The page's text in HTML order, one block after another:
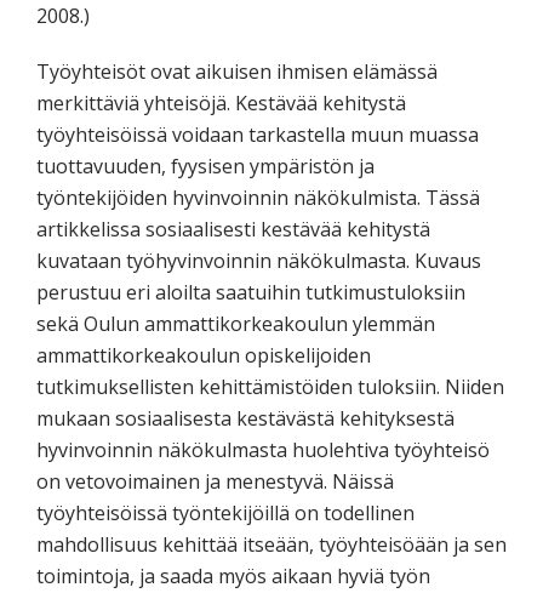
2008.)
Työyhteisöt ovat aikuisen ihmisen elämässä
merkittäviä yhteisöjä. Kestävää kehitystä
työyhteisöissä voidaan tarkastella muun muassa
tuottavuuden, fyysisen ympäristön ja
työntekijöiden hyvinvoinnin näkökulmista. Tässä
artikkelissa sosiaalisesti kestävää kehitystä
kuvataan työhyvinvoinnin näkökulmasta. Kuvaus
perustuu eri aloilta saatuihin tutkimustuloksiin
sekä Oulun ammattikorkeakoulun ylemmän
ammattikorkeakoulun opiskelijoiden
tutkimuksellisten kehittämistöiden tuloksiin. Niiden
mukaan sosiaalisesta kestävästä kehityksestä
hyvinvoinnin näkökulmasta huolehtiva työyhteisö
on vetovoimainen ja menestyvä. Näissä
työyhteisöissä työntekijöillä on todellinen
mahdollisuus kehittää itseään, työyhteisöään ja sen
toimintoja, ja saada myös aikaan hyviä työn